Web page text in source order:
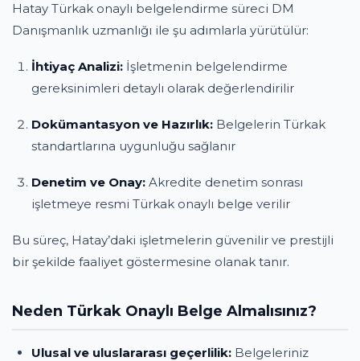
Hatay Türkak onaylı belgelendirme süreci DM
Danışmanlık uzmanlığı ile şu adımlarla yürütülür:
İhtiyaç Analizi: İşletmenin belgelendirme
gereksinimleri detaylı olarak değerlendirilir
Dokümantasyon ve Hazırlık: Belgelerin Türkak
standartlarına uygunluğu sağlanır
Denetim ve Onay: Akredite denetim sonrası
işletmeye resmi Türkak onaylı belge verilir
Bu süreç, Hatay’daki işletmelerin güvenilir ve prestijli
bir şekilde faaliyet göstermesine olanak tanır.
Neden Türkak Onaylı Belge Almalısınız?
Ulusal ve uluslararası geçerlilik: Belgeleriniz